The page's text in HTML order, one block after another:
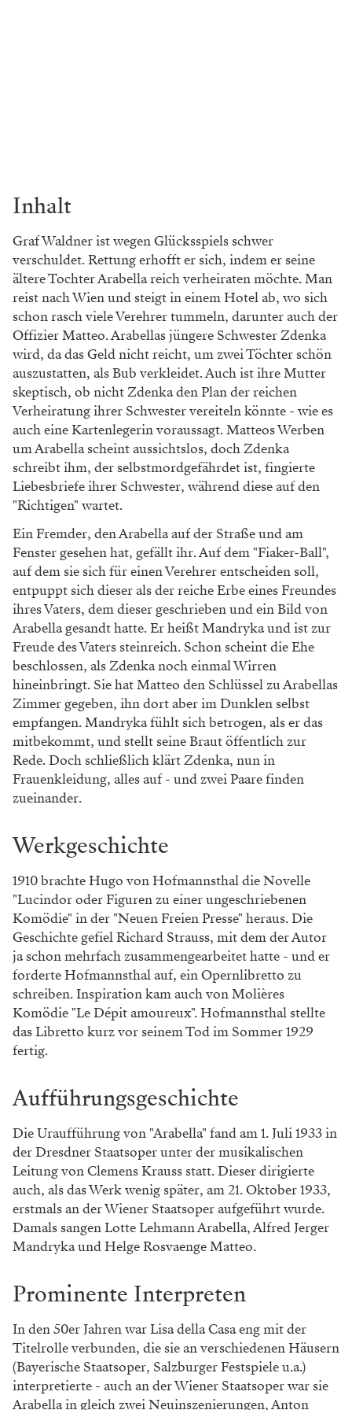
Inhalt
Graf Waldner ist wegen Glücksspiels schwer
verschuldet. Rettung erhofft er sich, indem er seine
ältere Tochter Arabella reich verheiraten möchte. Man
reist nach Wien und steigt in einem Hotel ab, wo sich
schon rasch viele Verehrer tummeln, darunter auch der
Offizier Matteo. Arabellas jüngere Schwester Zdenka
wird, da das Geld nicht reicht, um zwei Töchter schön
auszustatten, als Bub verkleidet. Auch ist ihre Mutter
skeptisch, ob nicht Zdenka den Plan der reichen
Verheiratung ihrer Schwester vereiteln könnte - wie es
auch eine Kartenlegerin voraussagt. Matteos Werben
um Arabella scheint aussichtslos, doch Zdenka
schreibt ihm, der selbstmordgefährdet ist, fingierte
Liebesbriefe ihrer Schwester, während diese auf den
"Richtigen" wartet.
Ein Fremder, den Arabella auf der Straße und am
Fenster gesehen hat, gefällt ihr. Auf dem "Fiaker-Ball",
auf dem sie sich für einen Verehrer entscheiden soll,
entpuppt sich dieser als der reiche Erbe eines Freundes
ihres Vaters, dem dieser geschrieben und ein Bild von
Arabella gesandt hatte. Er heißt Mandryka und ist zur
Freude des Vaters steinreich. Schon scheint die Ehe
beschlossen, als Zdenka noch einmal Wirren
hineinbringt. Sie hat Matteo den Schlüssel zu Arabellas
Zimmer gegeben, ihn dort aber im Dunklen selbst
empfangen. Mandryka fühlt sich betrogen, als er das
mitbekommt, und stellt seine Braut öffentlich zur
Rede. Doch schließlich klärt Zdenka, nun in
Frauenkleidung, alles auf - und zwei Paare finden
zueinander.
Werkgeschichte
1910 brachte Hugo von Hofmannsthal die Novelle
"Lucindor oder Figuren zu einer ungeschriebenen
Komödie" in der "Neuen Freien Presse" heraus. Die
Geschichte gefiel Richard Strauss, mit dem der Autor
ja schon mehrfach zusammengearbeitet hatte - und er
forderte Hofmannsthal auf, ein Opernlibretto zu
schreiben. Inspiration kam auch von Molières
Komödie "Le Dépit amoureux". Hofmannsthal stellte
das Libretto kurz vor seinem Tod im Sommer 1929
fertig.
Aufführungsgeschichte
Die Uraufführung von "Arabella" fand am 1. Juli 1933 in
der Dresdner Staatsoper unter der musikalischen
Leitung von Clemens Krauss statt. Dieser dirigierte
auch, als das Werk wenig später, am 21. Oktober 1933,
erstmals an der Wiener Staatsoper aufgeführt wurde.
Damals sangen Lotte Lehmann Arabella, Alfred Jerger
Mandryka und Helge Rosvaenge Matteo.
Prominente Interpreten
In den 50er Jahren war Lisa della Casa eng mit der
Titelrolle verbunden, die sie an verschiedenen Häusern
(Bayerische Staatsoper, Salzburger Festspiele u.a.)
interpretierte - auch an der Wiener Staatsoper war sie
Arabella in gleich zwei Neuinszenierungen, Anton